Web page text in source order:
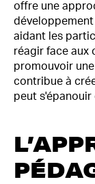
offre une
développement
aidant les
réagir face aux
promouvoir
contribue à
peut s'épanouir